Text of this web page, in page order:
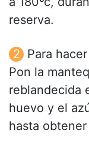
reserva.
Para
Pon la
reblandecida
huevo y el
hasta